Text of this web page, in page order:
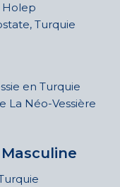
Holep
Turquie
en Turquie
La Néo-Vessière